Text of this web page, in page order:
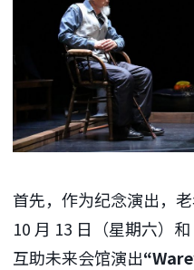
首先，作为纪念演出，
10 月 13 日（星期六）
互助未来会馆演出